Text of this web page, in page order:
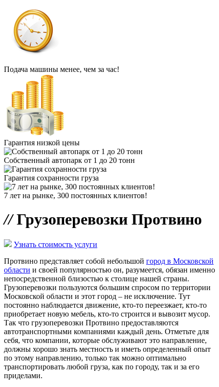
Подача машины менее, чем за час!
Гарантия низкой цены
Собственный автопарк от 1 до 20 тонн
Гарантия сохранности груза
7 лет на рынке, 300 постоянных клиентов!
//Грузоперевозки Протвино
Узнать стоимость услуги
Протвино представляет собой небольшой город в Московской
области и своей популярностью он, разумеется, обязан именно
непосредственной близостью к столице нашей страны.
Грузоперевозки пользуются большим спросом по территории
Московской области и этот город – не исключение. Тут
постоянно наблюдается движение, кто-то переезжает, кто-то
приобретает новую мебель, кто-то строится и вывозит мусор.
Так что грузоперевозки Протвино предоставляются
автотранспортными компаниями каждый день. Отметьте для
себя, что компании, которые обслуживают это направление,
должны хорошо знать местность и иметь определенный опыт
по этому направлению, только так можно оптимально
транспортировать любой груза, как по городу, так и за его
приделами.